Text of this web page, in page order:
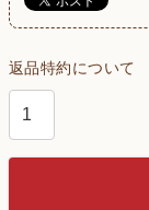
返品特約について